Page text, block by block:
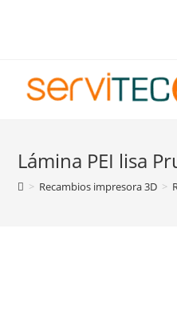
Lámina PEI lisa
> Recambios impresora 3D >